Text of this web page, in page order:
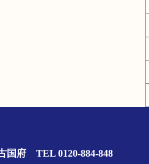
国府 TEL 0120-884-848